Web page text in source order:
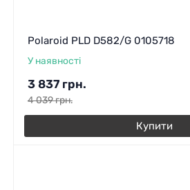
Polaroid PLD D582/G 0105718
У наявності
3 837 грн.
4 039грн.
Купити